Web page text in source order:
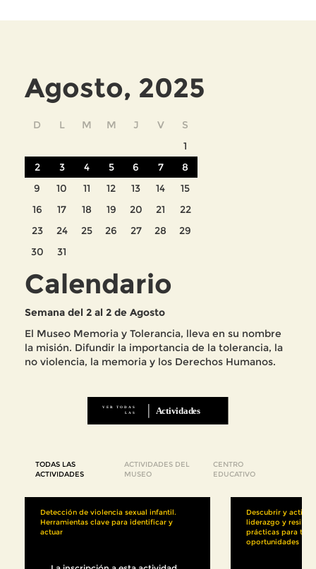
Agosto, 2025
D L M M J V
S
1
2
3 4 5 6 7
8
9
10 11 12 13 14
15
16
17 18 19 20 21
22
23
24 25 26 27 28
29
30
31
Calendario
Semana del 2 al 2 de Agosto
El Museo Memoria y Tolerancia, lleva en su nombre
la misión. Difundir la importancia de la tolerancia, la
no violencia, la memoria y los Derechos Humanos.
TODAS LAS
ACTIVIDADES
ACTIVIDADES DEL
MUSEO
CENTRO
EDUCATIVO
Detección de violencia sexual infantil.
Herramientas clave para identificar y
actuar
Descubrir y
liderazgo y
prácticas para
oportunidades